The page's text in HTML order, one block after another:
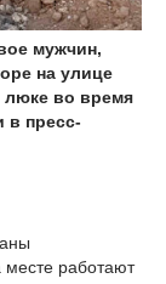
мужчин,
на улице
во время
в пресс-
месте работают